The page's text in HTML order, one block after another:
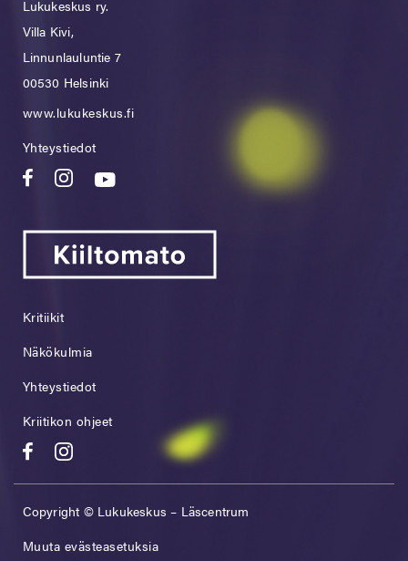
Lukukeskus ry.
Villa Kivi,
Linnunlauluntie 7
00530 Helsinki
www.lukukeskus.fi
Yhteystiedot
Kritiikit
Näkökulmia
Yhteystiedot
Kriitikon ohjeet
Copyright © Lukukeskus – Läscentrum
Muuta evästeasetuksia